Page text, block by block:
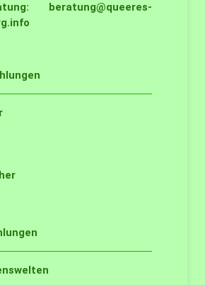
beratung@queeres-